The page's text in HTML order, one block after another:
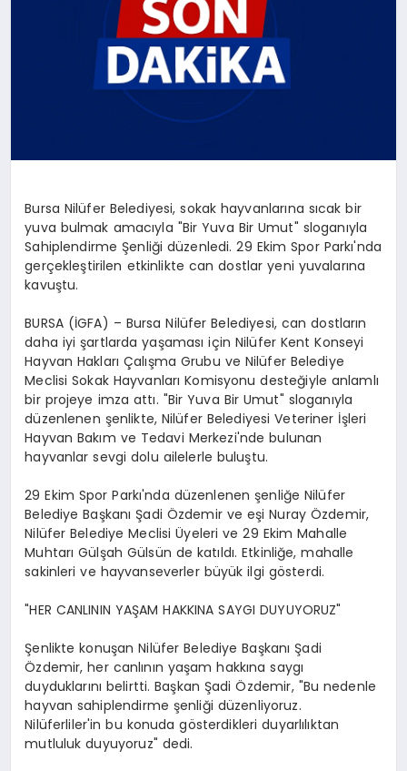
Bursa Nilüfer Belediyesi, sokak hayvanlarına sıcak bir
yuva bulmak amacıyla "Bir Yuva Bir Umut" sloganıyla
Sahiplendirme Şenliği düzenledi. 29 Ekim Spor Parkı'nda
gerçekleştirilen etkinlikte can dostlar yeni yuvalarına
kavuştu.
BURSA (İGFA) – Bursa Nilüfer Belediyesi, can dostların
daha iyi şartlarda yaşaması için Nilüfer Kent Konseyi
Hayvan Hakları Çalışma Grubu ve Nilüfer Belediye
Meclisi Sokak Hayvanları Komisyonu desteğiyle anlamlı
bir projeye imza attı. "Bir Yuva Bir Umut" sloganıyla
düzenlenen şenlikte, Nilüfer Belediyesi Veteriner İşleri
Hayvan Bakım ve Tedavi Merkezi'nde bulunan
hayvanlar sevgi dolu ailelerle buluştu.
29 Ekim Spor Parkı'nda düzenlenen şenliğe Nilüfer
Belediye Başkanı Şadi Özdemir ve eşi Nuray Özdemir,
Nilüfer Belediye Meclisi Üyeleri ve 29 Ekim Mahalle
Muhtarı Gülşah Gülsün de katıldı. Etkinliğe, mahalle
sakinleri ve hayvanseverler büyük ilgi gösterdi.
"HER CANLININ YAŞAM HAKKINA SAYGI DUYUYORUZ"
Şenlikte konuşan Nilüfer Belediye Başkanı Şadi
Özdemir, her canlının yaşam hakkına saygı
duyduklarını belirtti. Başkan Şadi Özdemir, "Bu nedenle
hayvan sahiplendirme şenliği düzenliyoruz.
Nilüferliler'in bu konuda gösterdikleri duyarlılıktan
mutluluk duyuyoruz" dedi.